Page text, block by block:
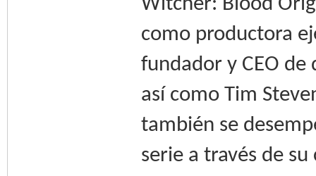
Witcher: Blood
como productora
fundador y CEO
así como Tim
también se
serie a través de